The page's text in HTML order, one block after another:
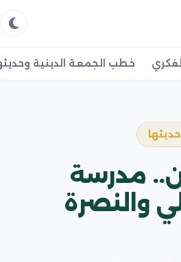
خطب الجمعة الدينية
مدرسة
والنصرة